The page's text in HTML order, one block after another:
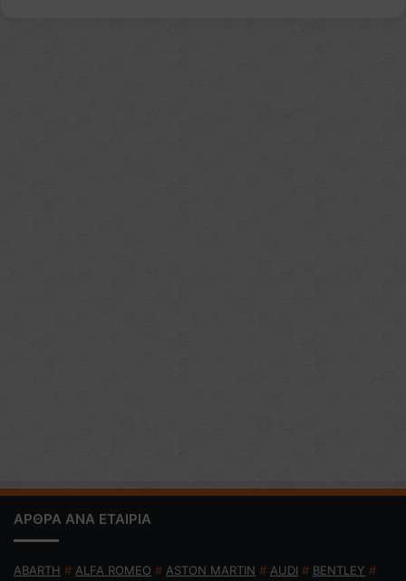
ΑΡΘΡΑ ΑΝΑ ΕΤΑΙΡΙΑ
ABARTH # ALFA ROMEO # ASTON MARTIN # AUDI # BENTLEY #